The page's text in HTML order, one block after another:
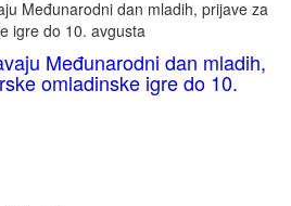
Međunarodni dan mladih,
omladinske igre do 10.